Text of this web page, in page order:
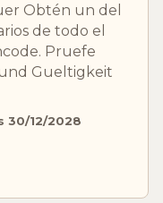
Obtén un del
de todo el
Pruefe
Gueltigkeit
30/12/2028